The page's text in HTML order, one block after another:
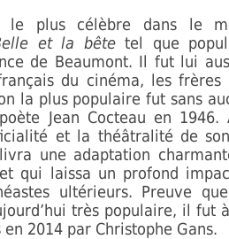
le plus célèbre dans le
et la bêtetel que
de Beaumont. Il fut lui
du cinéma, les frères
la plus populaire fut sans
Jean Cocteau en 1946.
et la théâtralité de
une adaptation
qui laissa un profond
ultérieurs. Preuve
très populaire, il fut
2014 par Christophe Gans.